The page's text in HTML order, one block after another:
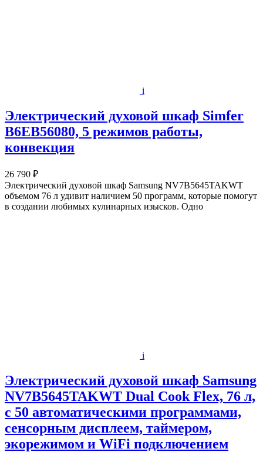
i
Электрический духовой шкаф Simfer
B6EB56080, 5 режимов работы,
конвекция
26 790 ₽
Электрический духовой шкаф Samsung NV7B5645TAKWT
объемом 76 л удивит наличием 50 программ, которые помогут
в создании любимых кулинарных изысков. Одно
i
Электрический духовой шкаф Samsung
NV7B5645TAKWT Dual Cook Flex, 76 л,
с 50 автоматическими программами,
сенсорным дисплеем, таймером,
экорежимом и WiFi подключением